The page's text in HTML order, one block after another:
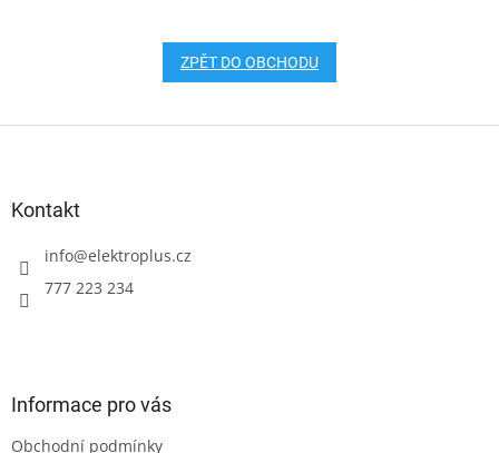
ZPĚT DO OBCHODU
Kontakt
info@elektroplus.cz
777 223 234
Informace pro vás
Obchodní podmínky